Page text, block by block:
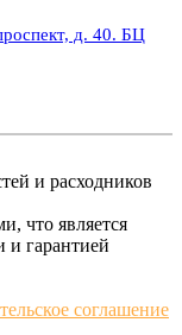
д. 40. БЦ
и расходников
что является
и гарантией
соглашение